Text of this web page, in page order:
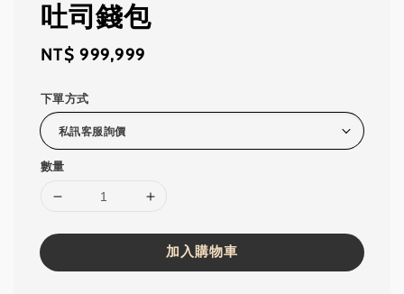
吐司錢包
Regular
NT$ 999,999
下單方式
數量
加入購物車